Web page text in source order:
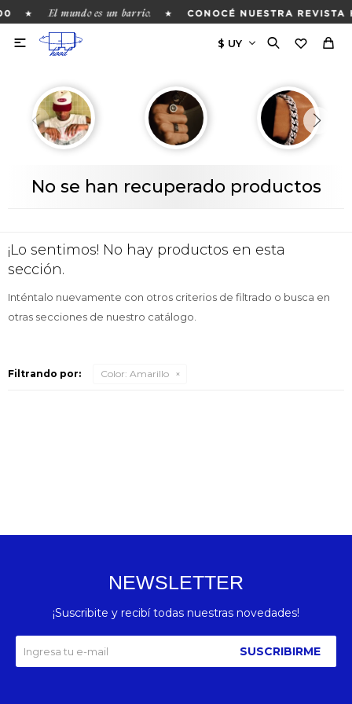
★ El mundo es un barrio. ★ CONOCÉ NUESTRA REVISTA

No se han recuperado productos
¡Lo sentimos! No hay productos en esta
sección.
Inténtalo nuevamente con otros criterios de filtrado o busca en
otras secciones de nuestro catálogo.
Filtrando por: Color: Amarillo
NEWSLETTER
¡Suscribite y recibí todas nuestras novedades!
SUSCRIBIRME